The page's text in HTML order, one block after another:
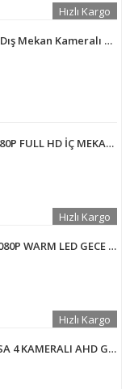
Hızlı Kargo
2 MP 1080P 1 İç Mekan 1 Dış Mekan Kameralı Ahd HDD DAHİL Güvenlik Seti ARNA-7522
ARNA 5 MP LENS 2MP 1080P FULL HD İÇ MEKAN DOME GÜVENLİK KAMERA SETİ 320 GB HDD DAHİL - ST24320K
Hızlı Kargo
5 KAMERALI 5MP LENS 1080P WARM LED GECE RENKLİ 500 GB HDD DAHİL GÜVENLİK SETİ - 25500W
Hızlı Kargo
GERÇEK 5 MP METAL KASA 4 KAMERALI AHD GÜVENLİK SETİ 500 GB HDD DAHİL - ST45500GM